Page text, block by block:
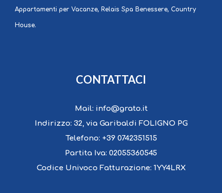
Appartamenti per Vacanze, Relais Spa Benessere, Country
House.
CONTATTACI
Mail: info@grato.it
Indirizzo: 32, via Garibaldi FOLIGNO PG
Telefono: +39 0742351515
Partita Iva: 02055360545
Codice Univoco Fatturazione: 1YY4LRX